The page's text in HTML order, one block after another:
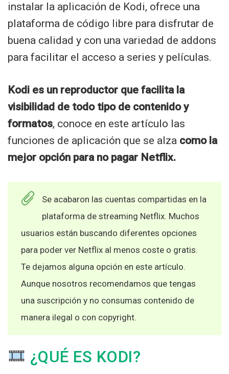
instalar la aplicación de Kodi, ofrece una
plataforma de código libre para disfrutar de
buena calidad y con una variedad de addons
para facilitar el acceso a series y películas.
Kodi es un reproductor que facilita la
visibilidad de todo tipo de contenido y
formatos, conoce en este artículo las
funciones de aplicación que se alza como la
mejor opción para no pagar Netflix.
Se acabaron las cuentas compartidas en la
plataforma de streaming Netflix. Muchos
usuarios están buscando diferentes opciones
para poder ver Netflix al menos coste o gratis.
Te dejamos alguna opción en este artículo.
Aunque nosotros recomendamos que tengas
una suscripción y no consumas contenido de
manera ilegal o con copyright.
¿QUÉ ES KODI?